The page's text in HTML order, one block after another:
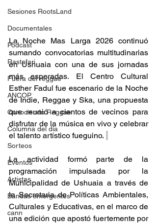
Sesiones RootsLand
Documentales
Podcast
Rastafari
Fuera del reggae
ANCOP
Conociendo Reggae
Columna del día
Sorteos
Eventos
Artistas
Bandas emergentes
cann
La Noche Mas Larga 2026 continuó
sumando convocatorias multitudinarias
en Ushuaia con una de sus jornadas
más esperadas. El Centro Cultural
Esther Fadul fue escenario de la Noche
de Indie, Reggae y Ska, una propuesta
que reunió a cientos de vecinos para
disfrutar de la música en vivo y celebrar
el talento artístico fueguino.
La actividad formó parte de la
programación impulsada por la
Municipalidad de Ushuaia a través de
la Secretaria de Políticas Ambientales,
Culturales y Educativas, en el marco de
una edición que apostó fuertemente por